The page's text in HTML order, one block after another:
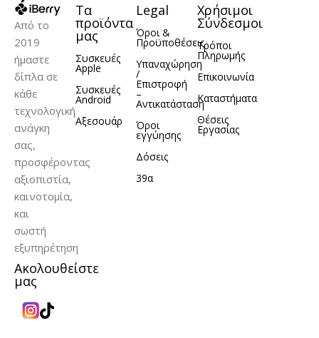
Από το
2019
ήμαστε
δίπλα σε
κάθε
τεχνολογική
ανάγκη
σας,
προσφέροντας
αξιοπιστία,
καινοτομία,
και
σωστή
εξυπηρέτηση
Ακολουθείστε
μας
Τα
προϊόντα
μας
Συσκευές
Apple
Συσκευές
Android
Αξεσουάρ
Legal
Όροι &
Προϋποθέσεις
Υπαναχώρηση
/
Επιστροφή
–
Αντικατάσταση
Όροι
εγγύησης
Δόσεις
39α
Χρήσιμοι
Σύνδεσμοι
Τρόποι
Πληρωμής
Επικοινωνία
Καταστήματα
Θέσεις
Εργασίας